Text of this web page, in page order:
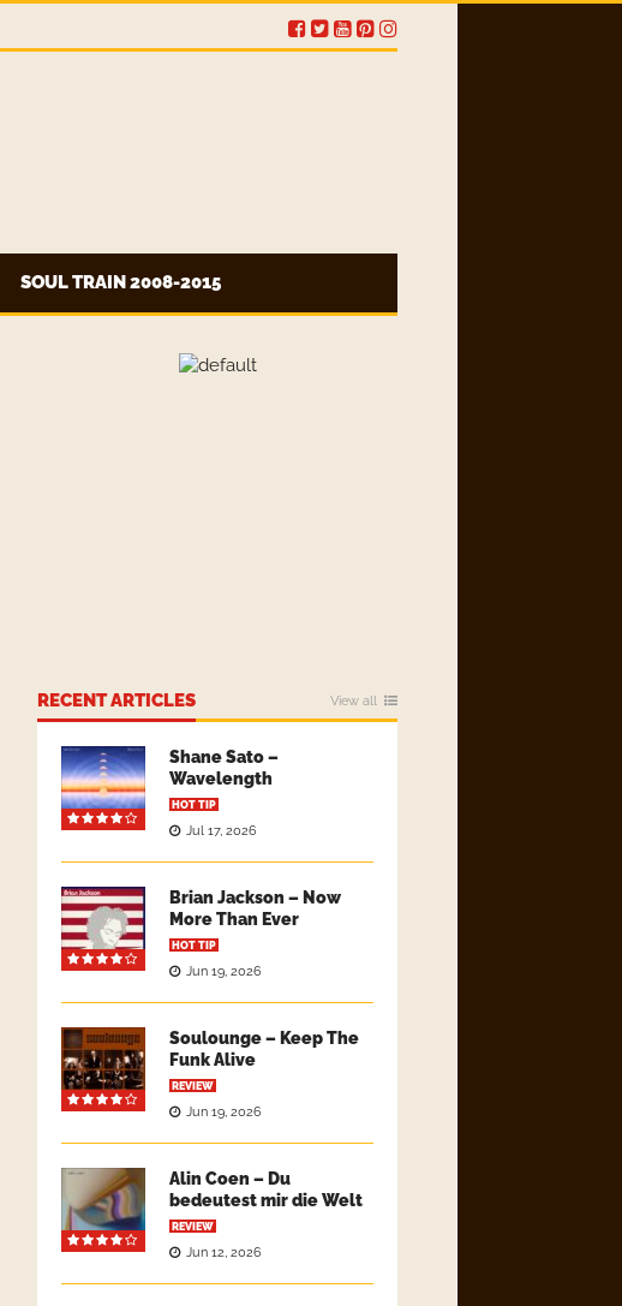
SOUL TRAIN 2008-2015
RECENT ARTICLES View all
Shane Sato –
Wavelength
HOT TIP
Jul 17, 2026
Brian Jackson – Now
More Than Ever
HOT TIP
Jun 19, 2026
Soulounge – Keep The
Funk Alive
REVIEW
Jun 19, 2026
Alin Coen – Du
bedeutest mir die Welt
REVIEW
Jun 12, 2026